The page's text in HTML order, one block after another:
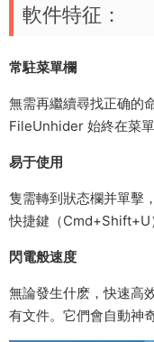
軟件特征：
常駐菜單欄
無需再繼續尋找正确的
FileUnhider 始終在菜單
易于使用
隻需轉到狀态欄并單擊
快捷鍵（Cmd+Shift+U
閃電般速度
無論發生什麽，快速高
有文件。它們會自動神